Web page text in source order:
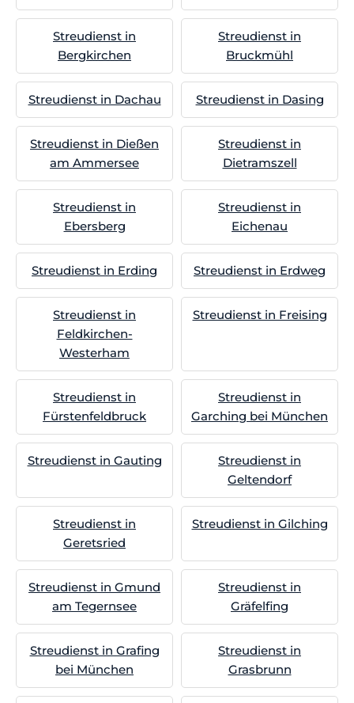
Streudienst in
Bergkirchen
Streudienst in
Bruckmühl
Streudienst in Dachau Streudienst in Dasing
Streudienst in Dießen
am Ammersee
Streudienst in
Dietramszell
Streudienst in
Ebersberg
Streudienst in
Eichenau
Streudienst in Erding Streudienst in Erdweg
Streudienst in
Feldkirchen-
Westerham
Streudienst in Freising
Streudienst in
Fürstenfeldbruck
Streudienst in
Garching bei München
Streudienst in Gauting
Streudienst in
Geltendorf
Streudienst in
Geretsried
Streudienst in Gilching
Streudienst in Gmund
am Tegernsee
Streudienst in
Gräfelfing
Streudienst in Grafing
bei München
Streudienst in
Grasbrunn